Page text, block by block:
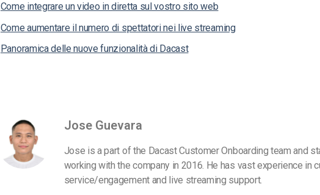
Come integrare un video in diretta sul vostro sito web
Come aumentare il numero di spettatori nei live streaming
Panoramica delle nuove funzionalità di Dacast
Jose Guevara
Jose is a part of the Dacast Customer Onboarding team and
working with the company in 2016. He has vast experience in
service/engagement and live streaming support.